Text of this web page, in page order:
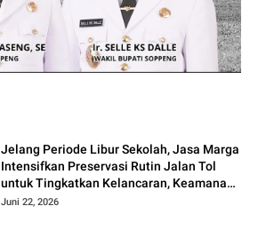
Jelang Periode Libur Sekolah, Jasa Marga
Intensifkan Preservasi Rutin Jalan Tol
untuk Tingkatkan Kelancaran, Keamanan
dan Kenyamanan Perjalanan
Juni 22, 2026